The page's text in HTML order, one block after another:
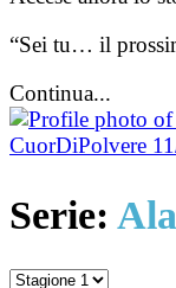
“Sei tu… il
Continua...
CuorDiPolvere
Serie: